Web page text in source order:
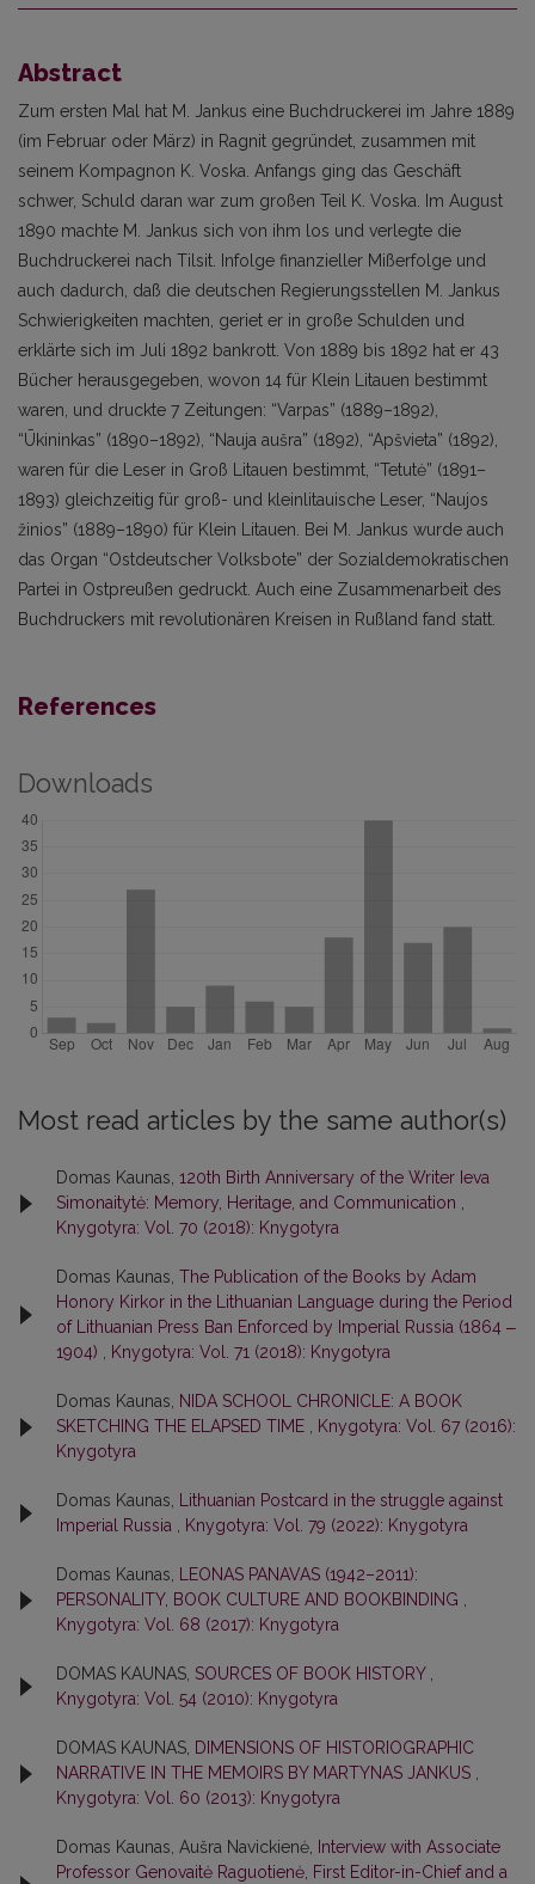
Abstract
Zum ersten Mal hat M. Jankus eine Buchdruckerei im Jahre 1889
(im Februar oder März) in Ragnit gegründet, zusammen mit
seinem Kompagnon K. Voska. Anfangs ging das Geschäft
schwer, Schuld daran war zum großen Teil K. Voska. Im August
1890 machte M. Jankus sich von ihm los und verlegte die
Buchdruckerei nach Tilsit. Infolge finanzieller Mißerfolge und
auch dadurch, daß die deutschen Regierungsstellen M. Jankus
Schwierigkeiten machten, geriet er in große Schulden und
erklärte sich im Juli 1892 bankrott. Von 1889 bis 1892 hat er 43
Bücher herausgegeben, wovon 14 für Klein Litauen bestimmt
waren, und druckte 7 Zeitungen: “Varpas” (1889–1892),
“Ūkininkas” (1890–1892), “Nauja aušra” (1892), “Apšvieta” (1892),
waren für die Leser in Groß Litauen bestimmt, “Tetutė” (1891–
1893) gleichzeitig für groß- und kleinlitauische Leser, “Naujos
žinios” (1889–1890) für Klein Litauen. Bei M. Jankus wurde auch
das Organ “Ostdeutscher Volksbote” der Sozialdemokratischen
Partei in Ostpreußen gedruckt. Auch eine Zusammenarbeit des
Buchdruckers mit revolutionären Kreisen in Rußland fand statt.
References
Downloads
Most read articles by the same author(s)
Domas Kaunas, 120th Birth Anniversary of the Writer Ieva
Simonaitytė: Memory, Heritage, and Communication
Knygotyra: Vol. 70 (2018): Knygotyra
Domas Kaunas, The Publication of the Books by Adam
Honory Kirkor in the Lithuanian Language during the Period
of Lithuanian Press Ban Enforced by Imperial Russia (1864 ‒
1904)
Knygotyra: Vol. 71 (2018): Knygotyra
Domas Kaunas,
NIDA SCHOOL CHRONICLE: A BOOK
SKETCHING THE ELAPSED TIME
Knygotyra: Vol. 67 (2016):
Knygotyra
Domas Kaunas,
Lithuanian Postcard in the struggle against
Imperial Russia
Knygotyra: Vol. 79 (2022): Knygotyra
Domas Kaunas,
LEONAS PANAVAS (1942–2011):
PERSONALITY, BOOK CULTURE AND BOOKBINDING
Knygotyra: Vol. 68 (2017): Knygotyra
DOMAS KAUNAS, SOURCES OF BOOK HISTORY
Knygotyra: Vol. 54 (2010): Knygotyra
DOMAS KAUNAS, DIMENSIONS OF HISTORIOGRAPHIC
NARRATIVE IN THE MEMOIRS BY MARTYNAS JANKUS
Knygotyra: Vol. 60 (2013): Knygotyra
Domas Kaunas, Aušra Navickienė,
Interview with Associate
Professor Genovaitė Raguotienė, First Editor-in-Chief and a